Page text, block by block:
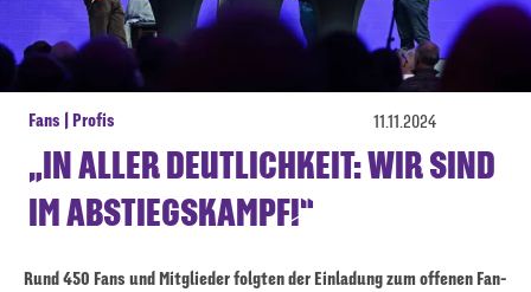
Fans | Profis 11.11.2024
„IN ALLER DEUTLICHKEIT: WIR SIND
IM ABSTIEGSKAMPF!“
Rund 450 Fans und Mitglieder folgten der Einladung zum offenen Fan-